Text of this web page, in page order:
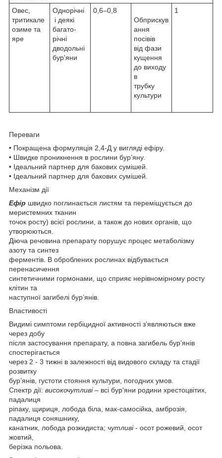
Овес,
тритикале
озиме та
яре
Однорічні
і деякі
багато-
річні
дводольні
бур'яни
0,6–0,8
Обприскув
ання
посівів
від фази
кущення
до виходу
в
трубку
культури
1
Переваги
• Покращена формуляція 2,4-Д у вигляді ефіру.
• Швидке проникнення в рослини бур’яну.
• Ідеальний партнер для бакових сумішей.
• Ідеальний партнер для бакових сумішей.
Механізм дії
Ефір швидко поглинається листям та переміщується до
меристемних тканин
точок росту) всієї рослини, а також до нових органів, що
утворюються.
Діюча речовина препарату порушує процес метаболізму
азоту та синтез
ферментів. В оброблених рослинах відбувається
перенасичення
синтетичними гормонами, що сприяє нерівномірному росту
клітин та
наступної загибелі бур’янів.
Властивості
Видимі симптоми гербіцидної активності з’являються вже
через добу
після застосування препарату, а повна загибель бур’янів
спостерігається
через 2 - 3 тижні в залежності від видового складу та стадії
розвитку
бур’янів, густоти стояння культури, погодних умов.
Спектр дії: високочутливі– всі бур'яни родини хрестоцвітих,
падалиця
ріпаку, щириця, лобода біла, мак-самосійка, амброзія,
падалиця соняшнику,
канатник, лобода розкидиста; чутливі- осот рожевий, осот
жовтий,
берізка польова.